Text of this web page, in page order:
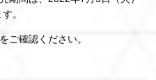
。
ご確認ください。